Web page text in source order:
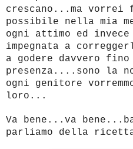
crescano...ma
possibile nella mia
ogni attimo ed
impegnata a
a godere davvero
presenza....sono la
ogni genitore
loro...
Va bene...va
parliamo della